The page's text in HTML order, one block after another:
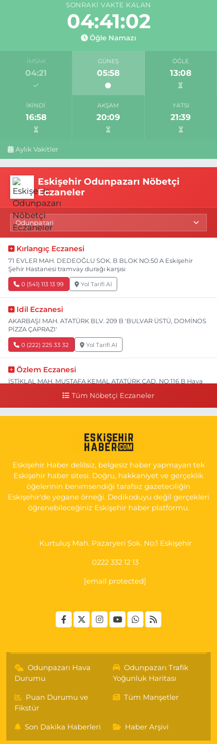
SONRAKI VAKTE KALAN
04:41:02
Öğle Namazı
İMSAK
04:21
GÜNEŞ
05:58
ÖĞLE
13:08
İKINDI
16:58
AKŞAM
20:09
YATSI
21:39
Aylık Vakitler
Eskişehir Odunpazarı Nöbetçi
Eczaneler
Kırlangıç Eczanesi
71 EVLER MAH. DEDEOĞLU SOK. B BLOK NO:50 A Eskişehir
Şehir Hastanesi tramvay durağı karşısı
0 (541) 113 13 99 Yol Tarifi Al
Idil Eczanesi
AKARBAŞI MAH. ATATÜRK BLV. 209 B 'BULVAR ÜSTÜ, DOMİNOS
PİZZA ÇAPRAZI'
0 (222) 225 33 32 Yol Tarifi Al
Özlem Eczanesi
İSTİKLAL MAH. MUSTAFA KEMAL ATATÜRK CAD. NO:116 B Hava
GÖKMEYDAN MAH. ULUS CAD. NO:4 A ADLİYE AŞAĞISI, SARAR
İMAM HATİP YANI, CUMA PAZARI CADDE GİRİŞİ
0 (222) 240 16 67 Yol Tarifi Al
Tüm Nöbetçi Eczaneler
Eskişehir Haber delilsiz, belgesiz haber yapmayan tek
Eskişehir haber sitesi. Doğru, hakkaniyet ve gerçeklik
öğelerinin benimsendiği tarafsız gazeteciliğin
Eskişehir'de yegane örneği. Dedikoduyu değil gerçekleri
öğrenebileceğiniz Eskişehir haber platformu.
Kurtuluş Mah. Pazaryeri Sok. No:1 Eskişehir
0222 332 12 13
[email protected]
Odunpazarı Hava
Durumu
Odunpazarı Trafik
Yoğunluk Haritası
Puan Durumu ve
Fikstür
Tüm Manşetler
Son Dakika Haberleri Haber Arşivi